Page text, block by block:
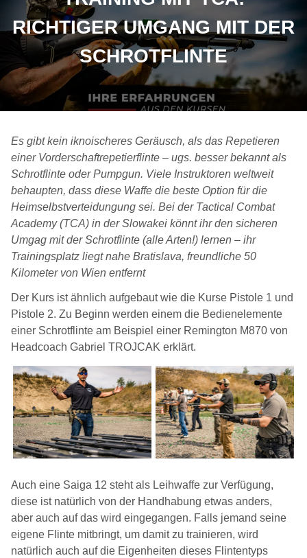
RICHTIGER UMGANG MIT DER
SCHROTFLINTE
Es gibt kein iknoischeres Geräusch, als das Repetieren
einer Vorderschaftrepetierflinte – ugs. besser bekannt als
Schrotflinte oder Pumpgun. Viele Instruktoren weltweit
behaupten, dass diese Waffe die beste Option für die
Heimselbstverteidungung sei. Bei der Tactical Combat
Academy (TCA) in der Slowakei könnt ihr den sicheren
Umgag mit der Schrotflinte (alle Arten!) lernen – ihr
Trainingsplatz liegt nahe Bratislava, freundliche 50
Kilometer von Wien entfernt
Der Kurs ist ähnlich aufgebaut wie die Kurse Pistole 1 und
Pistole 2. Zu Beginn werden einem die Bedienelemente
einer Schrotflinte am Beispiel einer Remington M870 von
Headcoach Gabriel TROJCAK erklärt.
Auch eine Saiga 12 steht als Leihwaffe zur Verfügung,
diese ist natürlich von der Handhabung etwas anders,
aber auch auf das wird eingegangen. Falls jemand seine
eigene Flinte mitbringt, um damit zu trainieren, wird
natürlich auch auf die Eigenheiten dieses Flintentyps